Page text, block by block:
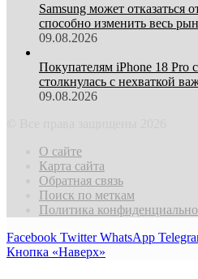
Samsung может отказаться
способно изменить весь
09.08.2026
Покупателям iPhone 18 Pro
столкнулась с нехваткой
09.08.2026
О сайте
Карта сайта
Обратная связь
Поиск по меткам
Политика
Facebook Twitter WhatsApp
Кнопка «Наверх»